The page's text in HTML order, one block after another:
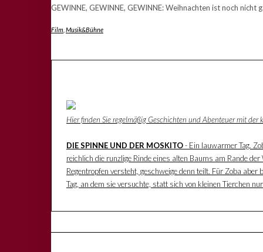
GEWINNE, GEWINNE, GEWINNE: Weihnachten ist noch
Film Musik&Bühne
Hier finden Sie regelmäßig Geschichten und Abenteuer mit
DIE SPINNE UND DER MOSKITO- Ein lauwarmer Tag.
reichlich die runzlige Rinde eines alten Baums am Rande
Regentropfen versteht, geschweige denn teilt. Für Zoba
Tag, an dem sie versuchte, statt sich von kleinen Tierchen